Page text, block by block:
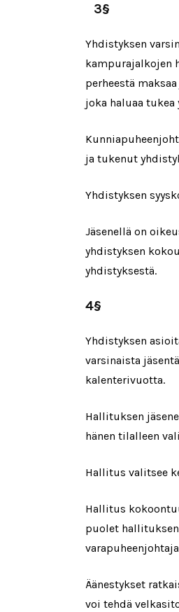
3§
Yhdistyksen
kampurajalkojen
perheestä
joka haluaa
ja tukenut
Yhdistyksen
Jäsenellä on
yhdistyksen
yhdistyksestä.
4§
Yhdistyksen
varsinaista
kalenterivuotta.
Hallituksen
hänen tilalleen
Hallitus valitsee
Hallitus
puolet
Äänestykset
voi tehdä